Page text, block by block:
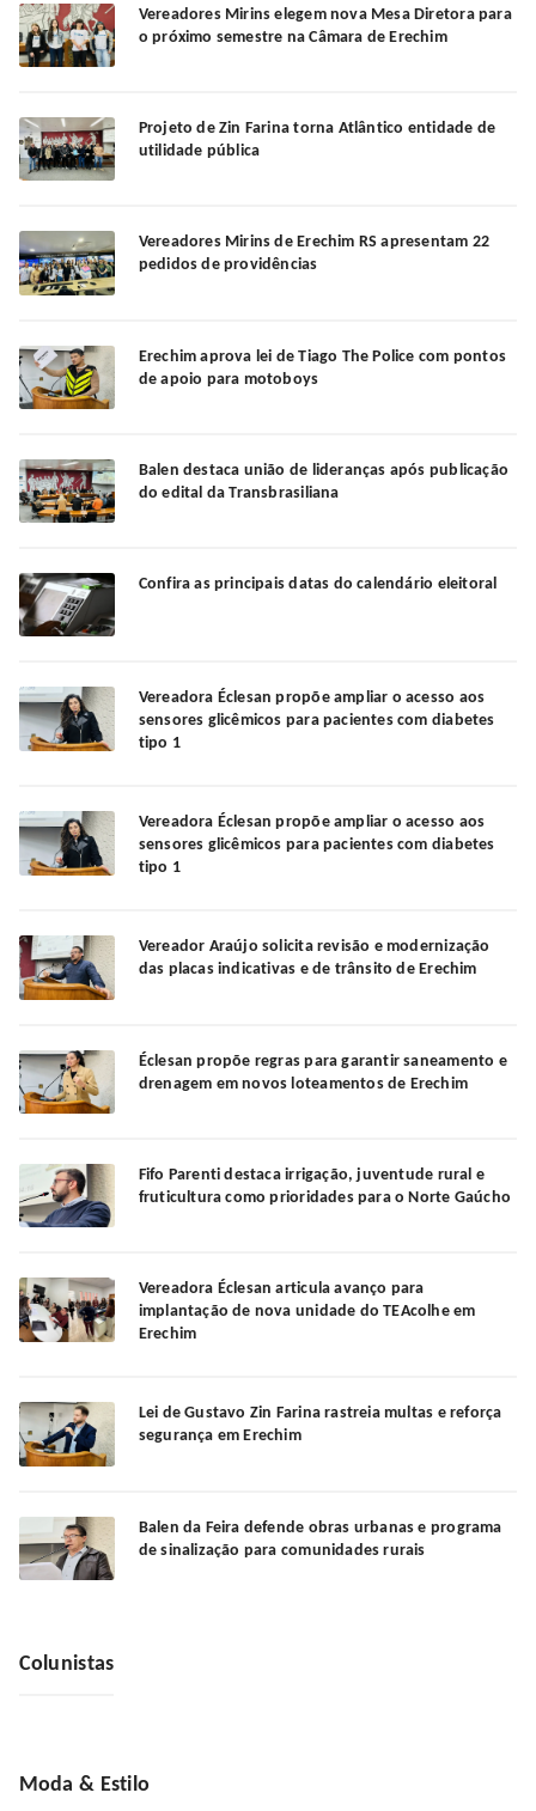
Vereadores Mirins elegem nova Mesa Diretora para
o próximo semestre na Câmara de Erechim
Projeto de Zin Farina torna Atlântico entidade de
utilidade pública
Vereadores Mirins de Erechim RS apresentam 22
pedidos de providências
Erechim aprova lei de Tiago The Police com pontos
de apoio para motoboys
Balen destaca união de lideranças após publicação
do edital da Transbrasiliana
Confira as principais datas do calendário eleitoral
Vereadora Éclesan propõe ampliar o acesso aos
sensores glicêmicos para pacientes com diabetes
tipo 1
Vereadora Éclesan propõe ampliar o acesso aos
sensores glicêmicos para pacientes com diabetes
tipo 1
Vereador Araújo solicita revisão e modernização
das placas indicativas e de trânsito de Erechim
Éclesan propõe regras para garantir saneamento e
drenagem em novos loteamentos de Erechim
Fifo Parenti destaca irrigação, juventude rural e
fruticultura como prioridades para o Norte Gaúcho
Vereadora Éclesan articula avanço para
implantação de nova unidade do TEAcolhe em
Erechim
Lei de Gustavo Zin Farina rastreia multas e reforça
segurança em Erechim
Balen da Feira defende obras urbanas e programa
de sinalização para comunidades rurais
Colunistas
Moda & Estilo